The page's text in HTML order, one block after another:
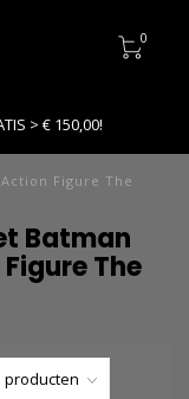
0
> € 150,00!
Figure The
Batman
The